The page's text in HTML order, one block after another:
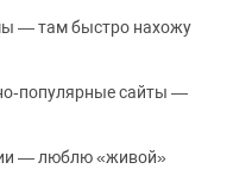
— там быстро нахожу
сайты —
— люблю «живой»